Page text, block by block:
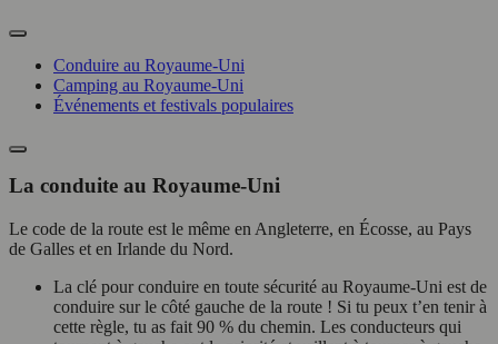
Conduire au Royaume-Uni
Camping au Royaume-Uni
Événements et festivals populaires
La conduite au Royaume-Uni
Le code de la route est le même en Angleterre, en Écosse, au Pays
de Galles et en Irlande du Nord.
La clé pour conduire en toute sécurité au Royaume-Uni est de
conduire sur le côté gauche de la route ! Si tu peux t’en tenir à
cette règle, tu as fait 90 % du chemin. Les conducteurs qui